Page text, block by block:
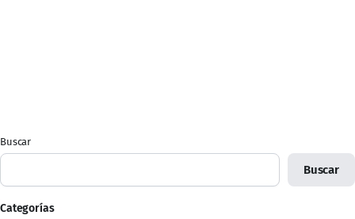
Buscar
Buscar
Categorías